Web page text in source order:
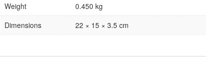
Weight
0.450 kg
Dimensions
22 × 15 × 3.5 cm